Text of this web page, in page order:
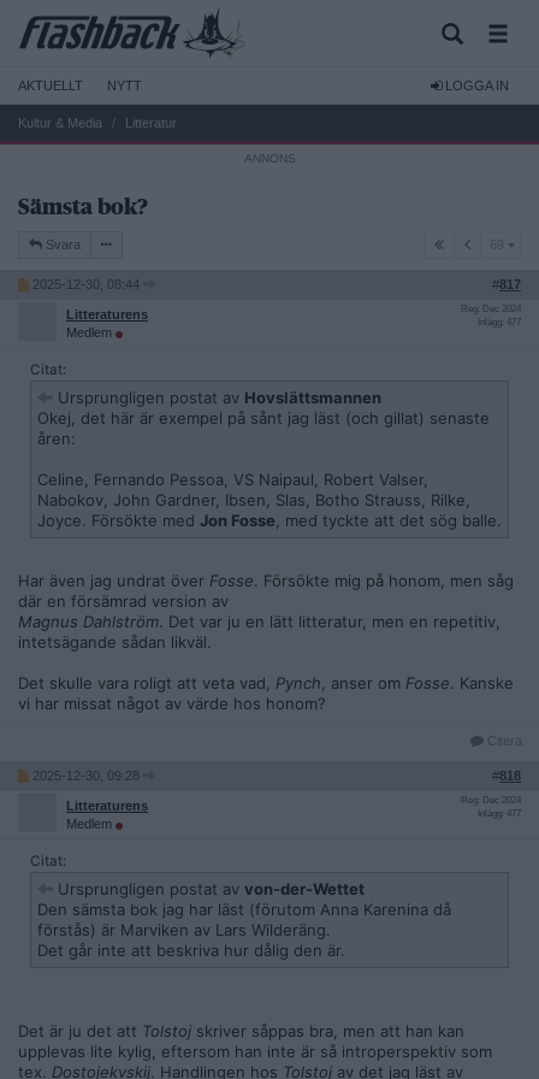
AKTUELLT NYTT LOGGA IN
Kultur & Media Litteratur
Sämsta bok?
Svara
2025-12-30, 08:44 #817
Litteraturens
Medlem
Reg: Dec 2024
Inlägg: 477
Citat:
Ursprungligen postat av Hovslättsmannen
Okej, det här är exempel på sånt jag läst (och gillat) senaste
åren:
Celine, Fernando Pessoa, VS Naipaul, Robert Valser,
Nabokov, John Gardner, Ibsen, Slas, Botho Strauss, Rilke,
Joyce. Försökte med Jon Fosse , med tyckte att det sög balle.
Har även jag undrat över Fosse. Försökte mig på honom, men såg
där en försämrad version av
Magnus Dahlström. Det var ju en lätt litteratur, men en repetitiv,
intetsägande sådan likväl.
Det skulle vara roligt att veta vad, Pynch , anser om Fosse. Kanske
vi har missat något av värde hos honom?
Citera
2025-12-30, 09:28 #818
Litteraturens
Medlem
Reg: Dec 2024
Inlägg: 477
Citat:
Ursprungligen postat av von-der-Wettet
Den sämsta bok jag har läst (förutom Anna Karenina då
förstås) är Marviken av Lars Wilderäng.
Det går inte att beskriva hur dålig den är.
Det är ju det att Tolstoj skriver såppas bra, men att han kan
upplevas lite kylig, eftersom han inte är så introperspektiv som
tex. Dostojekvskij. Handlingen hos Tolstoj av det jag läst av